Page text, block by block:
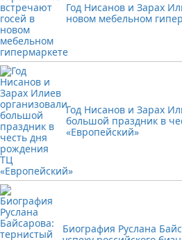
Год Нисанов и Зарах
новом мебельном
Год Нисанов и Зарах
большой праздник в
«Европейский»
Биография Руслана